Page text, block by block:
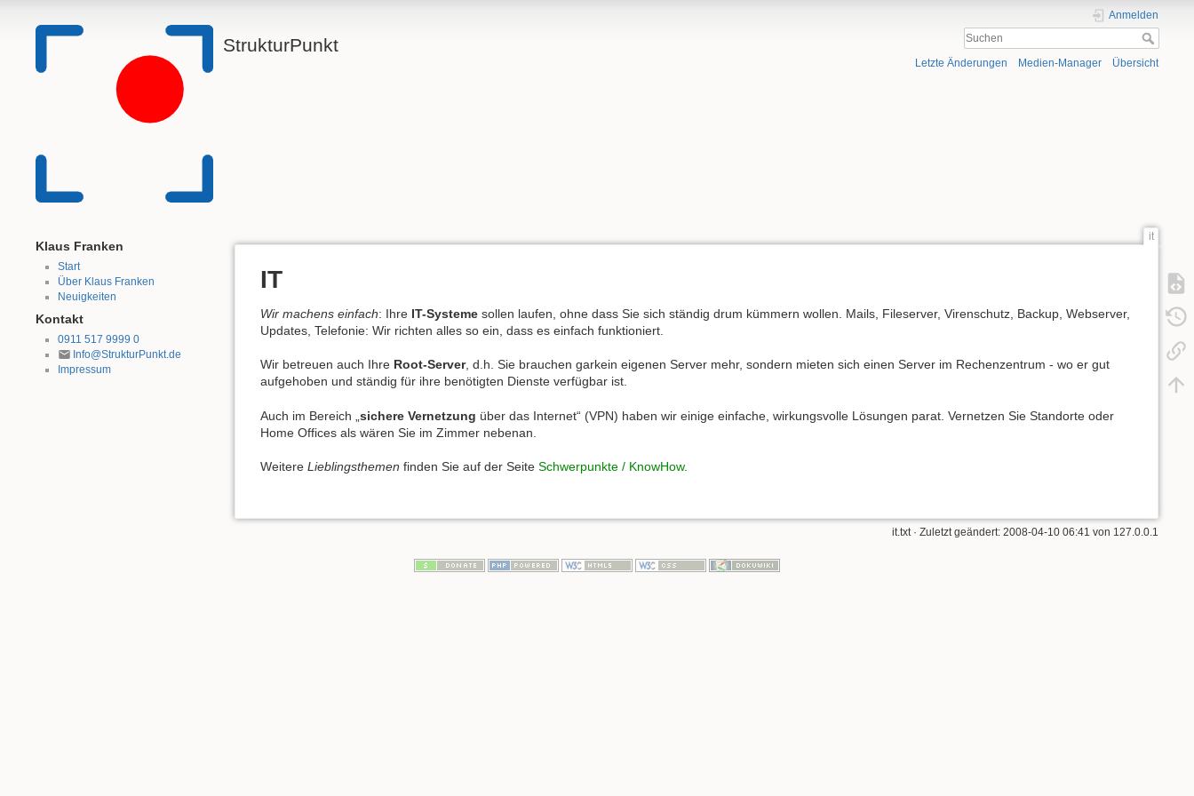
StrukturPunkt
Anmelden
Letzte Änderungen Medien-Manager Übersicht
Klaus Franken
Start
Über Klaus Franken
Neuigkeiten
Kontakt
0911 517 9999 0
Info@StrukturPunkt.de
Impressum
it
IT
Wir machens einfach: Ihre IT-Systeme sollen laufen, ohne dass Sie sich ständig drum kümmern wollen. Mails, Fileserver, Virenschutz, Backup, Webserver,
Updates, Telefonie: Wir richten alles so ein, dass es einfach funktioniert.
Wir betreuen auch Ihre Root-Server, d.h. Sie brauchen garkein eigenen Server mehr, sondern mieten sich einen Server im Rechenzentrum - wo er gut
aufgehoben und ständig für ihre benötigten Dienste verfügbar ist.
Auch im Bereich „ sichere Vernetzung über das Internet“ (VPN) haben wir einige einfache, wirkungsvolle Lösungen parat. Vernetzen Sie Standorte oder
Home Offices als wären Sie im Zimmer nebenan.
Weitere Lieblingsthemen finden Sie auf der Seite Schwerpunkte / KnowHow.
it.txt· Zuletzt geändert: 2008-04-10 06:41 von 127.0.0.1